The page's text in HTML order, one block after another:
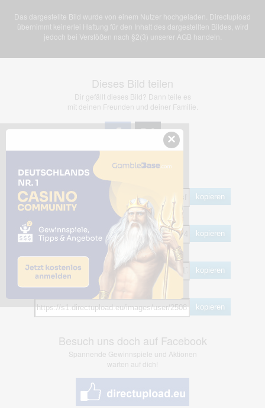
Das dargestellte Bild wurde von einem Nutzer hochgeladen. Directupload
übernimmt keinerlei Haftung für den Inhalt des dargestellten Bildes, wird
jedoch bei Verstößen nach §2(3) unserer AGB handeln.
Dieses Bild teilen
Dir gefällt dieses Bild? Dann teile es
mit deinen Freunden und deiner Familie.
Share Links
kopieren
HTML
kopieren
BB Code
kopieren
kopieren
Besuch uns doch auf Facebook
Spannende Gewinnspiele und Aktionen
warten auf dich!
×